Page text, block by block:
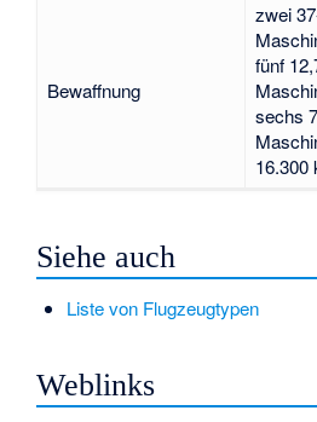
Bewaffnung
zwei
fünf
sechs
16.300
Siehe auch
Liste von Flugzeugtypen
Weblinks